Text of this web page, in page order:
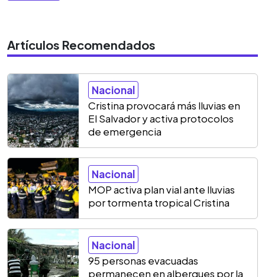
Artículos Recomendados
Nacional
Cristina provocará más lluvias en
El Salvador y activa protocolos
de emergencia
Nacional
MOP activa plan vial ante lluvias
por tormenta tropical Cristina
Nacional
95 personas evacuadas
permanecen en albergues por la